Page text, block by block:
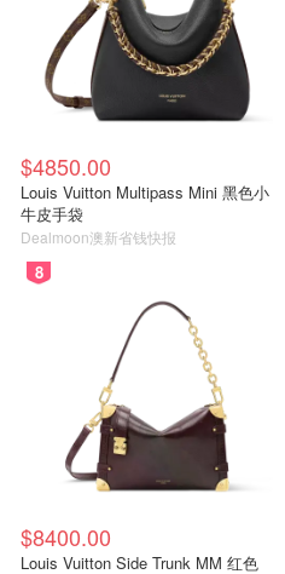
$4850.00
Louis Vuitton Multipass Mini 黑色小
牛皮手袋
Dealmoon澳新省钱快报
8
$8400.00
Louis Vuitton Side Trunk MM 红色